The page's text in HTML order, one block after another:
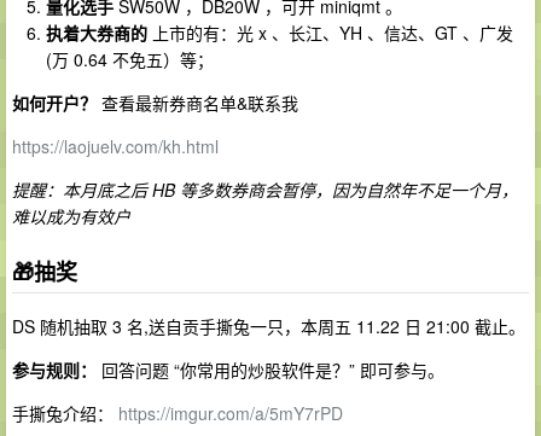
量化选手 SW50W ，DB20W ，可开 miniqmt 。
执着大券商的 上市的有：光 x 、长江、YH 、信达、GT 、广发
(万 0.64 不免五）等；
如何开户？ 查看最新券商名单&联系我
https://laojuelv.com/kh.html
提醒：本月底之后 HB 等多数券商会暂停，因为自然年不足一个月，
难以成为有效户
🎁抽奖
DS 随机抽取 3 名,送自贡手撕兔一只，本周五 11.22 日 21:00 截止。
参与规则：
回答问题 “你常用的炒股软件是？” 即可参与。
手撕兔介绍： https://imgur.com/a/5mY7rPD